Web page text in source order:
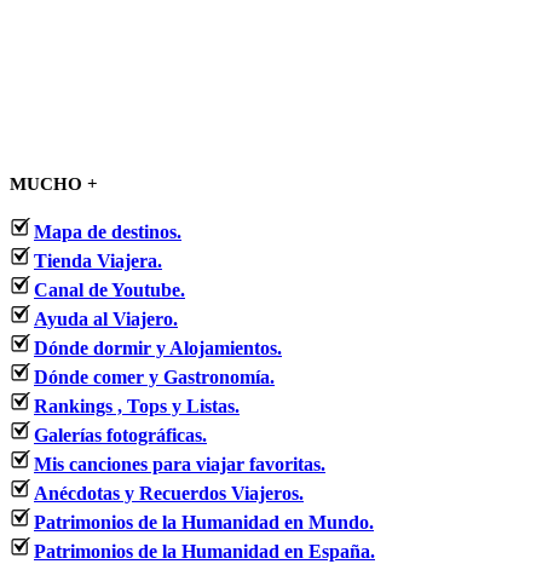
MUCHO +
Mapa de destinos.
Tienda Viajera.
Canal de Youtube.
Ayuda al Viajero.
Dónde dormir y Alojamientos.
Dónde comer y Gastronomía.
Rankings , Tops y Listas.
Galerías fotográficas.
Mis canciones para viajar favoritas.
Anécdotas y Recuerdos Viajeros.
Patrimonios de la Humanidad en Mundo.
Patrimonios de la Humanidad en España.